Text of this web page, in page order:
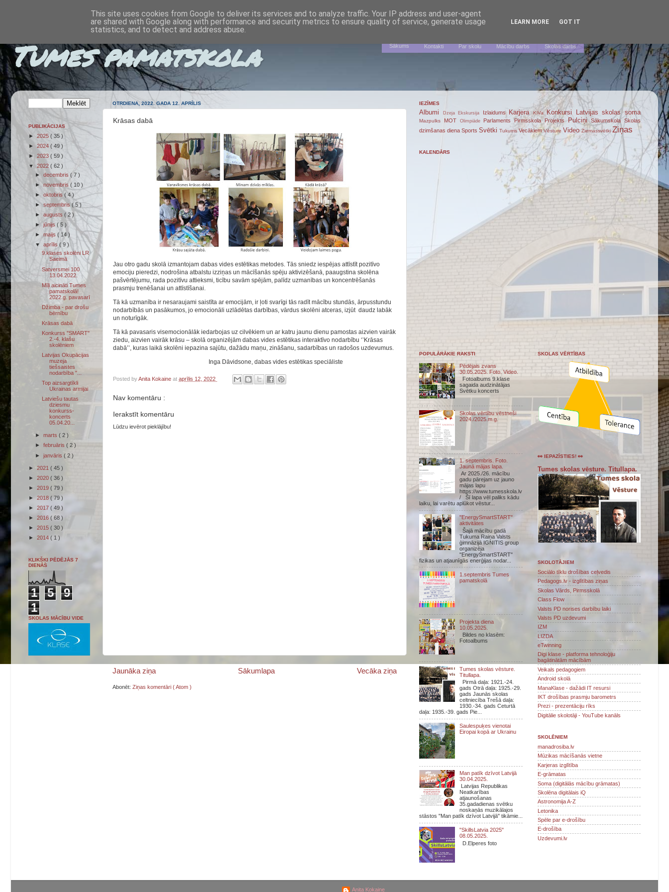
Tumes pamatskola Sākums Kontakti Par skolu Mācību darbs Skolas darbs
OTRDIENA, 2022. GADA 12. APRĪLIS
Krāsas dabā
Jau otro gadu skolā izmantojam dabas vides estētikas metodes. Tās sniedz iespējas attīstīt pozitīvo
emociju pieredzi, nodrošina atbalstu izziņas un mācīšanās spēju aktivizēšanā, paaugstina skolēna
pašvērtējumu, rada pozitīvu attieksmi, ticību savām spējām, palīdz uzmanības un koncentrēšanās
prasmju trenēšanai un attīstīšanai.
Tā kā uzmanība ir nesaraujami saistīta ar emocijām, ir ļoti svarīgi tās radīt mācību stundās, ārpusstundu
nodarbībās un pasākumos, jo emocionāli uzlādētas darbības, vārdus skolēni atceras, izjūt daudz labāk
un noturīgāk.
Tā kā pavasaris visemocionālāk iedarbojas uz cilvēkiem un ar katru jaunu dienu pamostas aizvien vairāk
ziedu, aizvien vairāk krāsu – skolā organizējām dabas vides estētikas interaktīvo nodarbību ‘’Krāsas
dabā’’, kuras laikā skolēni iepazina sajūtu, dažādu maņu, zināšanu, sadarbības un radošos uzdevumus.
Inga Dāvidsone, dabas vides estētikas speciāliste
Posted byAnita Kokaine at aprīlis 12, 2022
Nav komentāru :
Ierakstīt komentāru
Lūdzu ievērot pieklājību!
Jaunāka ziņa Vecāka ziņa
Sākumlapa
Abonēt: Ziņas komentāri ( Atom )
PUBLIKĀCIJAS
► 2025 ( 35 )
► 2024 ( 49 )
► 2023 ( 59 )
▼2022 ( 62 )
► decembris ( 7 )
►novembris ( 10 )
► oktobris ( 4 )
►septembris( 5 )
► augusts ( 2 )
►jūnijs ( 5 )
► maijs ( 14 )
▼ aprīlis ( 9 )
9.klases skolēni LR
Saeimā
Satversmei 100
13.04.2022.
Mīļi aicināti Tumes
pamatskolā!
2022.g. pavasarī
Džimba - par drošu
bērnību
Krāsas dabā
Konkurss "SMART"
2.-4. klašu
skolēniem
Latvijas Okupācijas
muzeja
tiešsaistes
nodarbība "...
Top aizsargtīkli
Ukrainas armijai
Latviešu tautas
dziesmu
konkurss-
koncerts
05.04.20...
► marts ( 2 )
► februāris ( 2 )
► janvāris ( 2 )
► 2021 ( 45 )
► 2020 ( 36 )
► 2019 ( 79 )
► 2018 ( 79 )
► 2017 ( 49 )
► 2016 ( 68 )
► 2015 ( 30 )
► 2014 ( 1 )
KLIKŠĶI PĒDĒJĀS 7
DIENĀS
1 5
9
1
SKOLAS MĀCĪBU VIDE
IEZĪMES
Albumi Dzeja Ekskursija Izlaidums KarjeraKiVaKonkursi Latvijas skolas soma
Mazpulks MOT Olimpiāde ParlamentsPirmsskola Projekts PulciņiSākumskola Skolas
dzimšanas diena Sports Svētki TukumsVecākiemVēsture VideoZiemassvētki Ziņas
KALENDĀRS
POPULĀRĀKIE RAKSTI
Pēdējais zvans
30.05.2025. Foto. Video.
Fotoalbums 9.klase
sagaida audzinātājas
Svētku koncerts
Skolas vērtību vēstneši
2024./2025.m.g.
1. septembris. Foto.
Jaunā mājas lapa.
Ar 2025./26. mācību
gadu pārejam uz jauno
mājas lapu
https://www.tumesskola.lv
/ Šī lapa vēl paliks kādu
laiku, lai varētu aplūkot vēstur...
"EnergySmartSTART"
aktivitātes
Šajā mācību gadā
Tukuma Raiņa Valsts
ģimnāzijā IGNITIS group
organizēja
"EnergySmartSTART"
fizikas un atjaunīgās enerģijas nodar...
1.septembris Tumes
pamatskolā
Projekta diena
10.05.2025.
Bildes no klasēm:
Fotoalbums
Tumes skolas vēsture.
Titullapa.
Pirmā daļa: 1921.-24.
gads Otrā daļa: 1925.-29.
gads Jaunās skolas
celtniecība Trešā daļa:
1930.-34. gads Ceturtā
daļa: 1935.-39. gads Pie...
Saulespuķes vienotai
Eiropai kopā ar Ukrainu
Man patīk dzīvot Latvijā
30.04.2025.
Latvijas Republikas
Neatkarības
atjaunošanas
35.gadadienas svētku
noskaņās muzikālajos
stāstos "Man patīk dzīvot Latvijā" tikāmie...
"SkillsLatvia 2025"
08.05.2025.
D.Elperes foto
SKOLAS VĒRTĪBAS
👀 IEPAZĪSTIES! 👀
Tumes skolas vēsture. Titullapa.
SKOLOTĀJIEM
Sociālo tīklu drošības ceļvedis
Pedagogs.lv - izglītības ziņas
Skolas Vārds, Pirmsskolā
Class Flow
Valsts PD norises darbību laiki
Valsts PD uzdevumi
IZM
LIZDA
eTwinning
Digi klase - platforma tehnoloģiju
bagātinātām mācībām
Veikals pedagogiem
Android skolā
ManaKlase - dažādi IT resursi
IKT drošības prasmju barometrs
Prezi - prezentāciju rīks
Digitālie skolotāji - YouTube kanāls
SKOLĒNIEM
manadrosiba.lv
Mūzikas mācīšanās vietne
Karjeras izglītība
E-grāmatas
Soma (digitālās mācību grāmatas)
Skolēna digitālais iQ
Astronomija A-Z
Letonika
Spēle par e-drošību
E-drošība
Uzdevumi.lv
Anita Kokaine
This site uses cookies from Google to deliver its services and to analyze traffic. Your IP address and user-agent
are shared with Google along with performance and security metrics to ensure quality of service, generate usage
statistics, and to detect and address abuse.
LEARN MORE GOT IT